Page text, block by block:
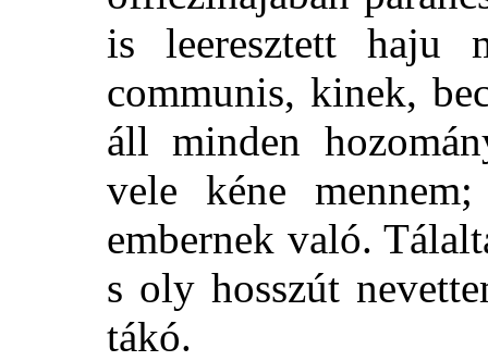
is leeresztett haju
communis, kinek,
áll minden
vele kéne
embernek való.
s oly hosszút
tákó.